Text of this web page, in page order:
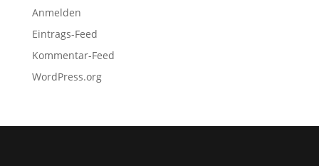
Anmelden
Eintrags-Feed
Kommentar-Feed
WordPress.org